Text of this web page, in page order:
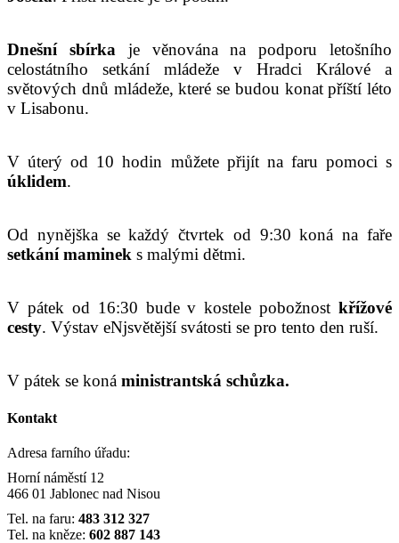
Dnešní sbírkaje věnována na podporu letošního
celostátního setkání mládeže v Hradci Králové a
světových dnů mládeže, které se budou konat příští léto
v Lisabonu.
V úterý od 10 hodin můžete přijít na faru pomoci s
úklidem.
Od nynějška se každý čtvrtek od 9:30 koná na faře
setkání maminek s malými dětmi.
V pátek od 16:30 bude v kostele pobožnost křížové
cesty. Výstav eNjsvětější svátosti se pro tento den ruší.
V pátek se koná ministrantská schůzka.
Kontakt
Adresa farního úřadu:
Horní náměstí 12
466 01 Jablonec nad Nisou
Tel. na faru: 483 312 327
Tel. na kněze: 602 887 143